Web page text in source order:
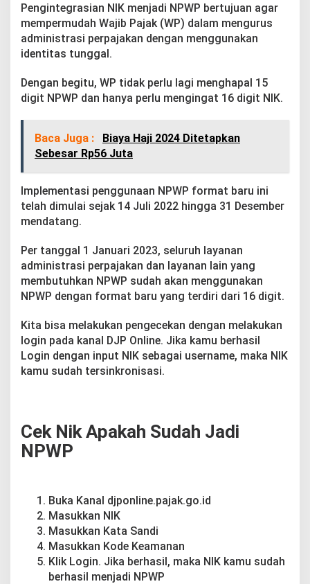
Pengintegrasian NIK menjadi NPWP bertujuan agar
mempermudah Wajib Pajak (WP) dalam mengurus
administrasi perpajakan dengan menggunakan
identitas tunggal.
Dengan begitu, WP tidak perlu lagi menghapal 15
digit NPWP dan hanya perlu mengingat 16 digit NIK.
Baca Juga :
Biaya Haji 2024 Ditetapkan
Sebesar Rp56 Juta
Implementasi penggunaan NPWP format baru ini
telah dimulai sejak 14 Juli 2022 hingga 31 Desember
mendatang.
Per tanggal 1 Januari 2023, seluruh layanan
administrasi perpajakan dan layanan lain yang
membutuhkan NPWP sudah akan menggunakan
NPWP dengan format baru yang terdiri dari 16 digit.
Kita bisa melakukan pengecekan dengan melakukan
login pada kanal DJP Online. Jika kamu berhasil
Login dengan input NIK sebagai username, maka NIK
kamu sudah tersinkronisasi.
Cek Nik Apakah Sudah Jadi
NPWP
Buka Kanal djponline.pajak.go.id
Masukkan NIK
Masukkan Kata Sandi
Masukkan Kode Keamanan
Klik Login. Jika berhasil, maka NIK kamu sudah
berhasil menjadi NPWP